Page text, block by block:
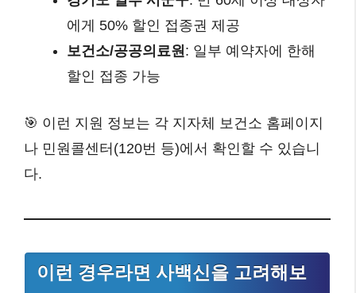
에게 50% 할인 접종권 제공
보건소/공공의료원: 일부 예약자에 한해
할인 접종 가능
🎯 이런 지원 정보는 각 지자체 보건소 홈페이지
나 민원콜센터(120번 등)에서 확인할 수 있습니
다.
이런 경우라면 사백신을 고려해보